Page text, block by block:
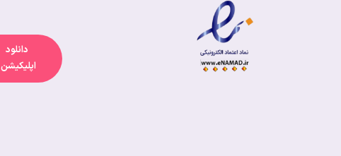
دانلود
اپلیکیشن